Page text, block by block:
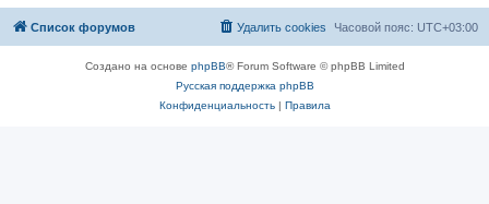
Список форумов Часовой пояс: UTC+03:00
Удалить cookies
Создано на основе phpBB® Forum Software © phpBB Limited
Русская поддержка phpBB
Конфиденциальность| Правила